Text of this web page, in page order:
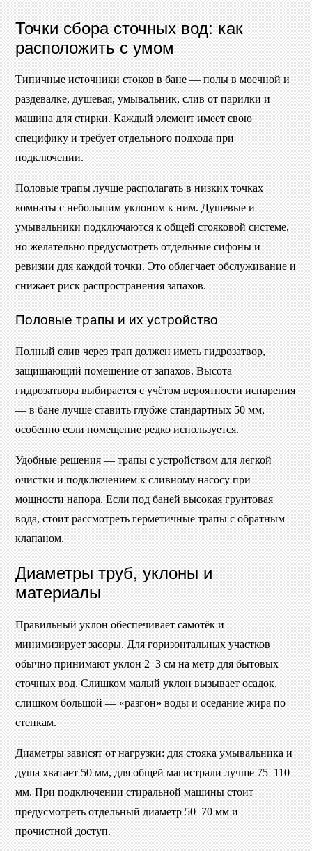
Точки сбора сточных вод: как
расположить с умом
Типичные источники стоков в бане — полы в моечной и
раздевалке, душевая, умывальник, слив от парилки и
машина для стирки. Каждый элемент имеет свою
специфику и требует отдельного подхода при
подключении.
Половые трапы лучше располагать в низких точках
комнаты с небольшим уклоном к ним. Душевые и
умывальники подключаются к общей стояковой системе,
но желательно предусмотреть отдельные сифоны и
ревизии для каждой точки. Это облегчает обслуживание и
снижает риск распространения запахов.
Половые трапы и их устройство
Полный слив через трап должен иметь гидрозатвор,
защищающий помещение от запахов. Высота
гидрозатвора выбирается с учётом вероятности испарения
— в бане лучше ставить глубже стандартных 50 мм,
особенно если помещение редко используется.
Удобные решения — трапы с устройством для легкой
очистки и подключением к сливному насосу при
мощности напора. Если под баней высокая грунтовая
вода, стоит рассмотреть герметичные трапы с обратным
клапаном.
Диаметры труб, уклоны и
материалы
Правильный уклон обеспечивает самотёк и
минимизирует засоры. Для горизонтальных участков
обычно принимают уклон 2–3 см на метр для бытовых
сточных вод. Слишком малый уклон вызывает осадок,
слишком большой — «разгон» воды и оседание жира по
стенкам.
Диаметры зависят от нагрузки: для стояка умывальника и
душа хватает 50 мм, для общей магистрали лучше 75–110
мм. При подключении стиральной машины стоит
предусмотреть отдельный диаметр 50–70 мм и
прочистной доступ.